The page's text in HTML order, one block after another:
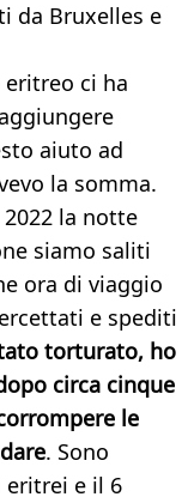
da Bruxelles e
ci ha
aiuto ad
la somma.
la notte
siamo saliti
ora di viaggio
e spediti
torturato, ho
circa cinque
le
. Sono
eritrei e il 6